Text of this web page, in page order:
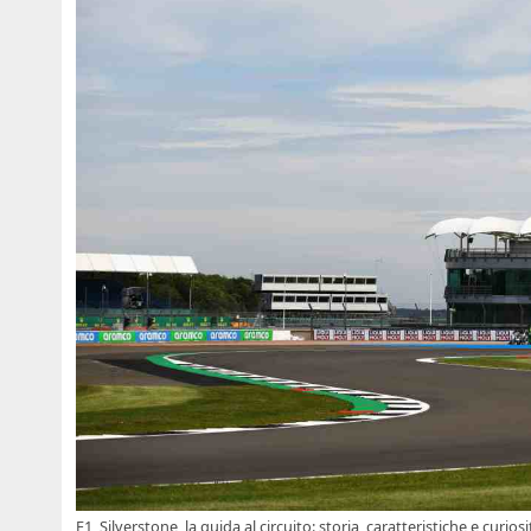
F1, Silverstone, la guida al circuito: storia, caratteristiche e